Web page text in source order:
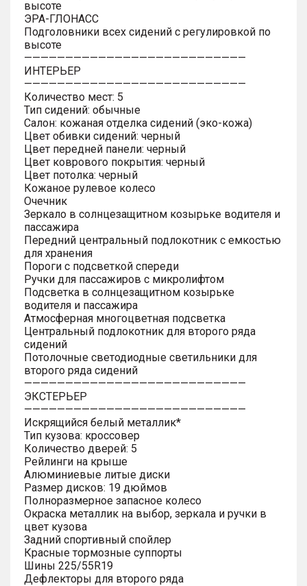
высоте
ЭРА-ГЛОНАСС
Подголовники всех сидений с регулировкой по
высоте
———————————————————————————
ИНТЕРЬЕР
———————————————————————————
Количество мест: 5
Тип сидений: обычные
Салон: кожаная отделка сидений (эко-кожа)
Цвет обивки сидений: черный
Цвет передней панели: черный
Цвет коврового покрытия: черный
Цвет потолка: черный
Кожаное рулевое колесо
Очечник
Зеркало в солнцезащитном козырьке водителя и
пассажира
Передний центральный подлокотник с емкостью
для хранения
Пороги с подсветкой спереди
Ручки для пассажиров с микролифтом
Подсветка в солнцезащитном козырьке
водителя и пассажира
Атмосферная многоцветная подсветка
Центральный подлокотник для второго ряда
сидений
Потолочные светодиодные светильники для
второго ряда сидений
———————————————————————————
ЭКСТЕРЬЕР
———————————————————————————
Искрящийся белый металлик*
Тип кузова: кроссовер
Количество дверей: 5
Рейлинги на крыше
Алюминиевые литые диски
Размер дисков: 19 дюймов
Полноразмерное запасное колесо
Окраска металлик на выбор, зеркала и ручки в
цвет кузова
Задний спортивный спойлер
Красные тормозные суппорты
Шины 225/55R19
Дефлекторы для второго ряда